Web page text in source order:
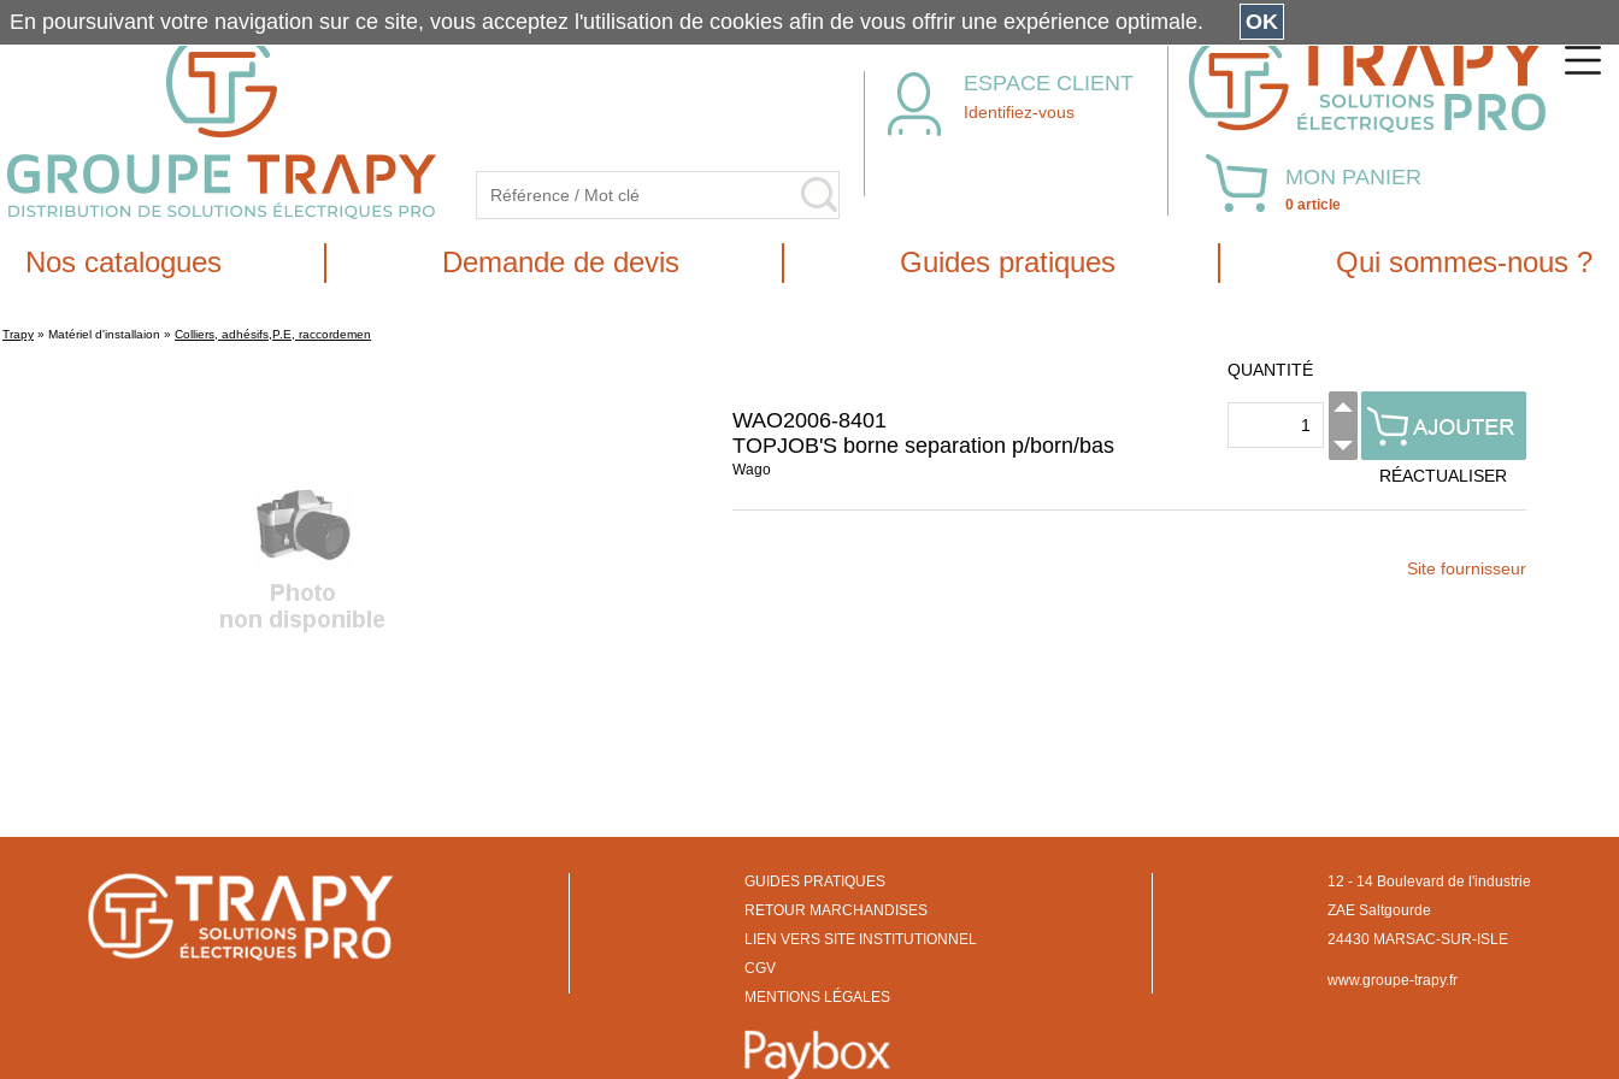
ESPACE CLIENT
Identifiez-vous
MON PANIER
0 article
Nos catalogues Demande de devis Guides pratiques Qui sommes-nous ?
Trapy » Matériel d'installaion » Colliers, adhésifs,P.E, raccordemen
WAO2006-8401
TOPJOB'S borne separation p/born/bas
Wago
QUANTITÉ
RÉACTUALISER
Site fournisseur
GUIDES PRATIQUES
RETOUR MARCHANDISES
LIEN VERS SITE INSTITUTIONNEL
CGV
MENTIONS LÉGALES
12 - 14 Boulevard de l'industrie
ZAE Saltgourde
24430 MARSAC-SUR-ISLE
www.groupe-trapy.fr
En poursuivant votre navigation sur ce site, vous acceptez l'utilisation de cookies afin de vous offrir une expérience optimale. OK